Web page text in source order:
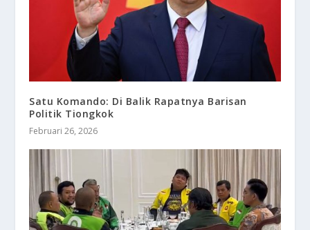
Satu Komando: Di Balik Rapatnya Barisan
Politik Tiongkok
Februari 26, 2026